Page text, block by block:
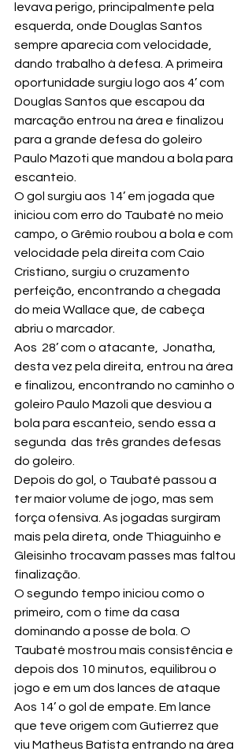
levava perigo, principalmente pela
esquerda, onde Douglas Santos
sempre aparecia com velocidade,
dando trabalho à defesa. A primeira
oportunidade surgiu logo aos 4’ com
Douglas Santos que escapou da
marcação entrou na área e finalizou
para a grande defesa do goleiro
Paulo Mazoti que mandou a bola para
escanteio.
O gol surgiu aos 14’ em jogada que
iniciou com erro do Taubaté no meio
campo, o Grêmio roubou a bola e com
velocidade pela direita com Caio
Cristiano, surgiu o cruzamento
perfeição, encontrando a chegada
do meia Wallace que, de cabeça
abriu o marcador.
Aos  28’ com o atacante,  Jonatha,
desta vez pela direita, entrou na área
e finalizou, encontrando no caminho o
goleiro Paulo Mazoli que desviou a
bola para escanteio, sendo essa a
segunda  das três grandes defesas
do goleiro.
Depois do gol, o Taubaté passou a
ter maior volume de jogo, mas sem
força ofensiva. As jogadas surgiram
mais pela direta, onde Thiaguinho e
Gleisinho trocavam passes mas faltou
finalização.
O segundo tempo iniciou como o
primeiro, com o time da casa
dominando a posse de bola. O
Taubaté mostrou mais consistência e
depois dos 10 minutos, equilibrou o
jogo e em um dos lances de ataque
Aos 14’ o gol de empate. Em lance
que teve origem com Gutierrez que
viu Matheus Batista entrando na área